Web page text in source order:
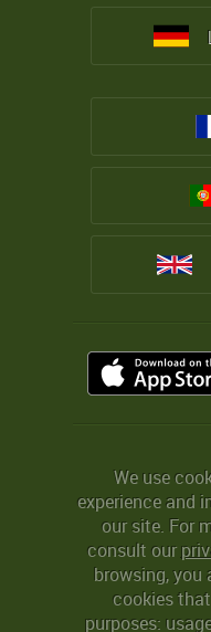
We use
experience and
our site. For
consult our
browsing,
cookies
purposes: